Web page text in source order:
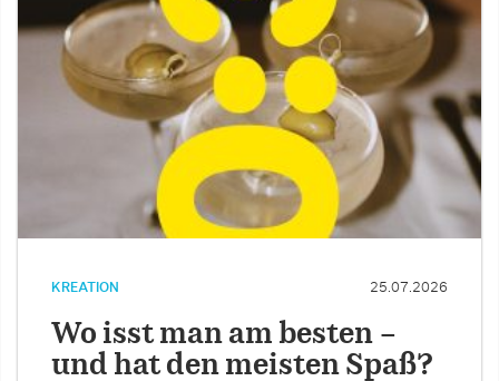
KREATION 25.07.2026
Wo isst man am besten –
und hat den meisten Spaß?